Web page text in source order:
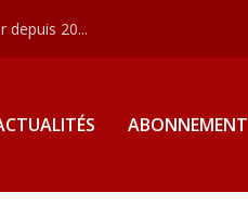
depuis 20...
ABONNEMENT